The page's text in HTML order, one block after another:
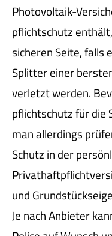
Photovoltaik-
pflichtschutz
sicheren Seite, falls
Splitter einer
verletzt werden.
pflichtschutz für die
man allerdings
Schutz in der
und
Je nach Anbieter